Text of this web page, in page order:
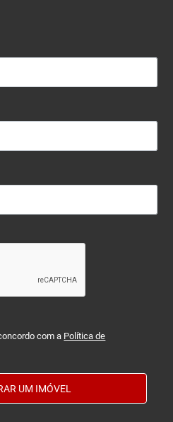
com a Política de
UM IMÓVEL